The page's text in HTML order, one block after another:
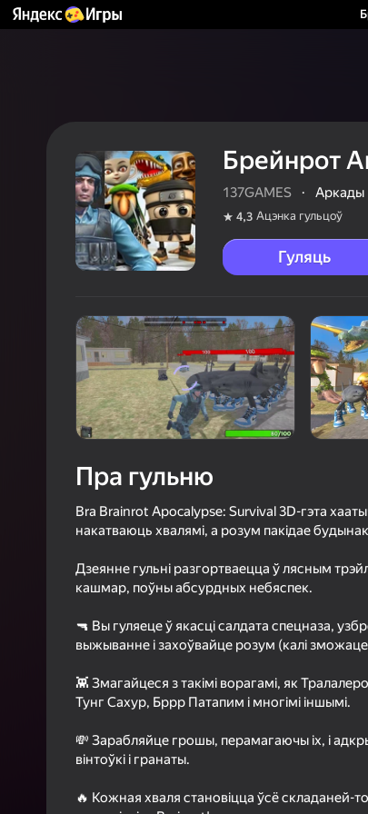
Брейнрот
137GAMES · Аркады
4,3 Ацэнка гульцоў
Гуляць
Пра гульню
Bra Brainrot Apocalypse: Survival 3D-гэта
накатваюць хвалямі, а розум пакідае
Дзеянне гульні разгортваецца ў лясным
кашмар, поўны абсурдных небяспек.
🔫 Вы гуляеце ў якасці салдата спецназа,
выжыванне і захоўвайце розум (калі
👾 Змагайцеся з такімі ворагамі, як
Тунг Сахур, Бррр Патапим і многімі іншымі.
💸 Зарабляйце грошы, перамагаючы іх, і
вінтоўкі і гранаты.
🔥 Кожная хваля становіцца ўсё складаней-